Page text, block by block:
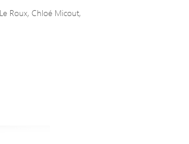
Roux, Chloé Micout,